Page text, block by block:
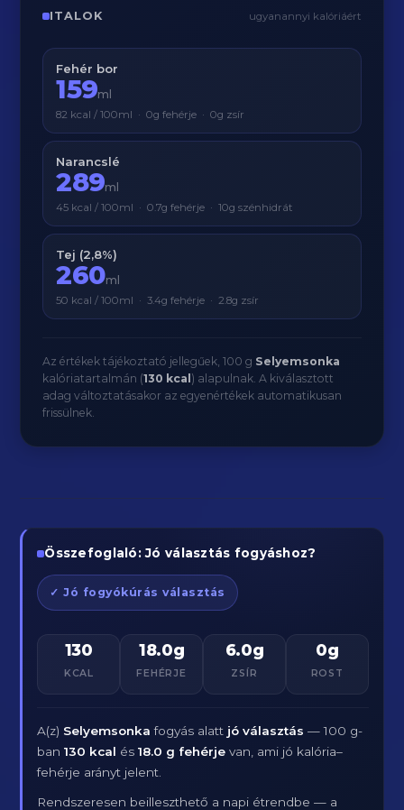
ITALOK ugyanannyi kalóriáért
Fehér bor
159ml
82 kcal / 100ml · 0g fehérje · 0g zsír
Narancslé
289ml
45 kcal / 100ml · 0.7g fehérje · 10g szénhidrát
Tej (2,8%)
260ml
50 kcal / 100ml · 3.4g fehérje · 2.8g zsír
Az értékek tájékoztató jellegűek, 100 g Selyemsonka
kalóriatartalmán (130 kcal ) alapulnak. A kiválasztott
adag változtatásakor az egyenértékek automatikusan
frissülnek.
Összefoglaló: Jó választás fogyáshoz?
✓ Jó fogyókúrás választás
130
KCAL
18.0g
FEHÉRJE
6.0g
ZSÍR
0g
ROST
A(z) Selyemsonka fogyás alatt jó választás — 100 g-
ban130 kcal és18.0 g fehérje van, ami jó kalória–
fehérje arányt jelent.
Rendszeresen beilleszthető a napi étrendbe — a